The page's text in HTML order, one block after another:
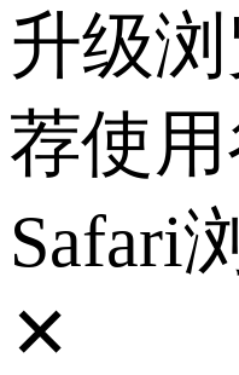
升级
荐使用
Safari
✕